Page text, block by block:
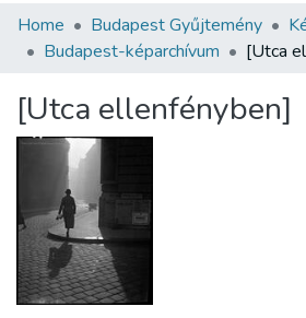
Communities & Collections
Statistics
About us
Home Budapest Gyűjtemény
Budapest-képarchívum
[Utca
[Utca ellenfényben]